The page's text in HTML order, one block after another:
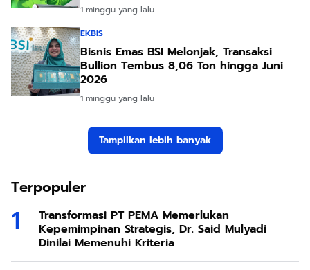
1 minggu yang lalu
EKBIS
Bisnis Emas BSI Melonjak, Transaksi
Bullion Tembus 8,06 Ton hingga Juni
2026
1 minggu yang lalu
Tampilkan lebih banyak
Terpopuler
Transformasi PT PEMA Memerlukan
Kepemimpinan Strategis, Dr. Said Mulyadi
Dinilai Memenuhi Kriteria